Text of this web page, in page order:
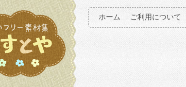
ホーム ご利用について